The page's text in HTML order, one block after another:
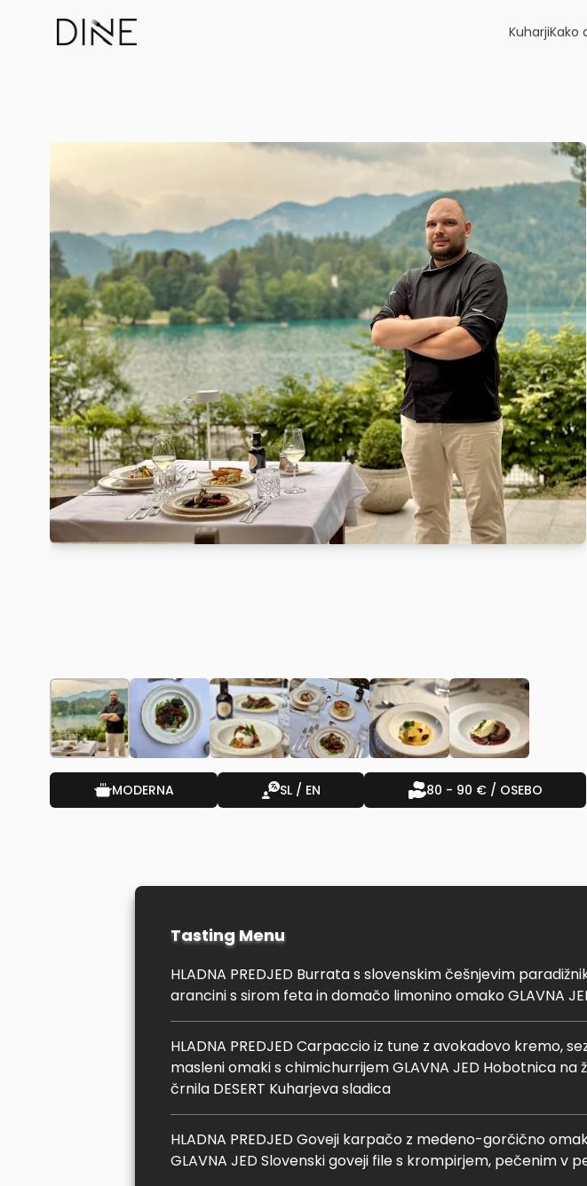
KuharjiKako
MODERNA SL / EN 80 - 90 € / OSEBO
Tasting Menu
HLADNA PREDJED Burrata s slovenskim češnjevim
arancini s sirom feta in domačo limonino omako GLAVNA
HLADNA PREDJED Carpaccio iz tune z avokadovo kremo,
masleni omaki s chimichurrijem GLAVNA JED Hobotnica
črnila DESERT Kuharjeva sladica
HLADNA PREDJED Goveji karpačo z medeno-gorčično
GLAVNA JED Slovenski goveji file s krompirjem, pečenim v